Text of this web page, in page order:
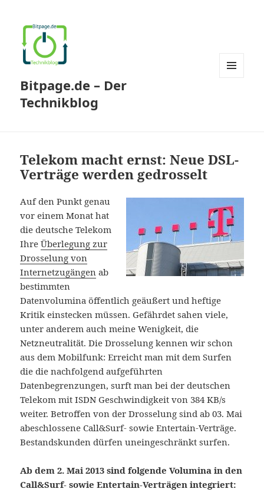
Bitpage.de – Der
Technikblog
Telekom macht ernst: Neue DSL-
Verträge werden gedrosselt
Auf den Punkt genau
vor einem Monat hat
die deutsche Telekom
IhreÜberlegung zur
Drosselung von
Internetzugängen ab
bestimmten
Datenvolumina öffentlich geäußert und heftige
Kritik einstecken müssen. Gefährdet sahen viele,
unter anderem auch meine Wenigkeit, die
Netzneutralität. Die Drosselung kennen wir schon
aus dem Mobilfunk: Erreicht man mit dem Surfen
die die nachfolgend aufgeführten
Datenbegrenzungen, surft man bei der deutschen
Telekom mit ISDN Geschwindigkeit von 384 KB/s
weiter. Betroffen von der Drosselung sind ab 03. Mai
abeschlossene Call&Surf- sowie Entertain-Verträge.
Bestandskunden dürfen uneingeschränkt surfen.
Ab dem 2. Mai 2013 sind folgende Volumina in den
Call&Surf- sowie Entertain-Verträgen integriert: